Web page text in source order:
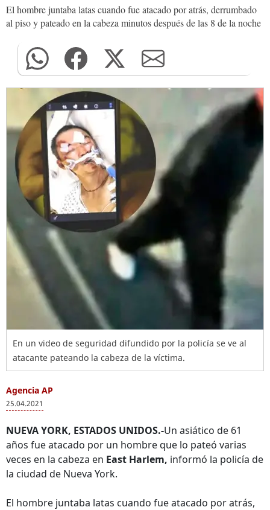
El hombre juntaba latas cuando fue atacado por atrás, derrumbado
al piso y pateado en la cabeza minutos después de las 8 de la noche
En un video de seguridad difundido por la policía se ve al
atacante pateando la cabeza de la víctima.
Agencia AP
25.04.2021
NUEVA YORK, ESTADOS UNIDOS.-Un asiático de 61
años fue atacado por un hombre que lo pateó varias
veces en la cabeza en East Harlem, informó la policía de
la ciudad de Nueva York.
El hombre juntaba latas cuando fue atacado por atrás,